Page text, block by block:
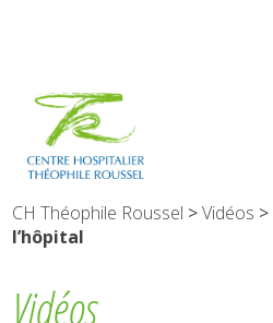
CH Théophile Roussel >Vidéos >
l’hôpital
Vidéos